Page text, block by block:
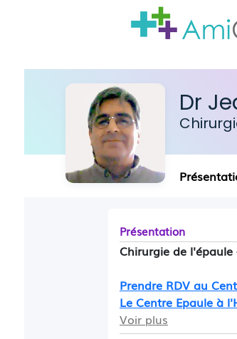
Dr
Présentation
Chirurgie de
Prendre RDV au
Le Centre Epaule à
Voir plus